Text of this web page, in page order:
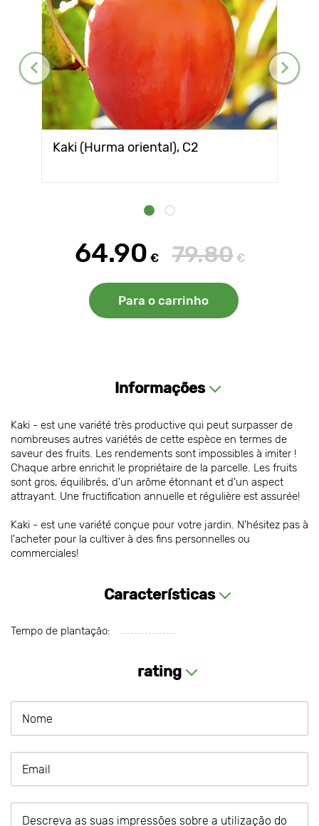
Kaki (Hurma oriental), С2
64.90 € 79.80 €
Para o carrinho
Informações
Kaki - est une variété très productive qui peut surpasser de
nombreuses autres variétés de cette espèce en termes de
saveur des fruits. Les rendements sont impossibles à imiter !
Chaque arbre enrichit le propriétaire de la parcelle. Les fruits
sont gros, équilibrés, d'un arôme étonnant et d'un aspect
attrayant. Une fructification annuelle et régulière est assurée!
Kaki - est une variété conçue pour votre jardin. N'hésitez pas à
l'acheter pour la cultiver à des fins personnelles ou
commerciales!
Características
Tempo de plantação:
rating